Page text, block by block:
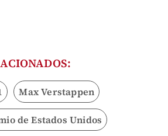
Max Verstappen
de Estados Unidos